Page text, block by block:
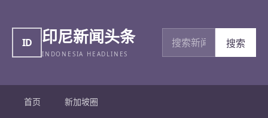
ID 印尼新闻头条
INDONESIA HEADLINES
搜索新闻
搜索
首页 新加坡圈